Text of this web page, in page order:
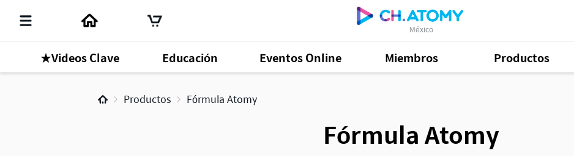
México
★Videos Clave Educación Eventos Online Miembros Productos
Productos Fórmula Atomy
Fórmula Atomy